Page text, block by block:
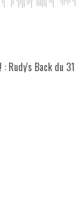
Rudy's Back du 31